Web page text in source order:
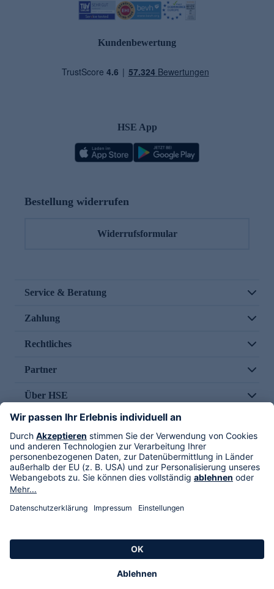
Kundenbewertung
HSE App
Bestellung widerrufen
Widerrufsformular
Service & Beratung
Zahlung
Rechtliches
Partner
Über HSE
Im TV
HSE International